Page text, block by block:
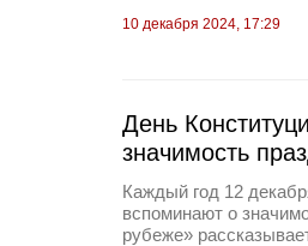
10 декабря 2024, 17:29
День
значимость
Каждый год 12
вспоминают о
рубеже»